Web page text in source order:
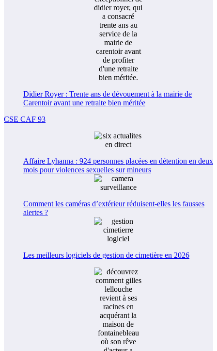
Didier Royer : Trente ans de dévouement à la mairie de
Carentoir avant une retraite bien méritée
CSE CAF 93
Affaire Lyhanna : 924 personnes placées en détention en deux
mois pour violences sexuelles sur mineurs
Comment les caméras d’extérieur réduisent-elles les fausses
alertes ?
Les meilleurs logiciels de gestion de cimetière en 2026